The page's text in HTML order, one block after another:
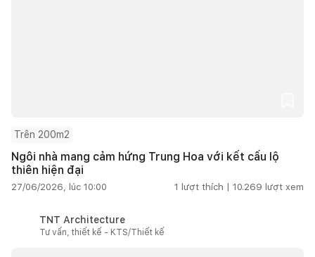
Trên 200m2
Ngôi nhà mang cảm hứng Trung Hoa với kết cấu lộ
thiên hiện đại
27/06/2026, lúc 10:00 1 lượt thích | 10.269 lượt xem
TNT Architecture
Tư vấn, thiết kế - KTS/Thiết kế